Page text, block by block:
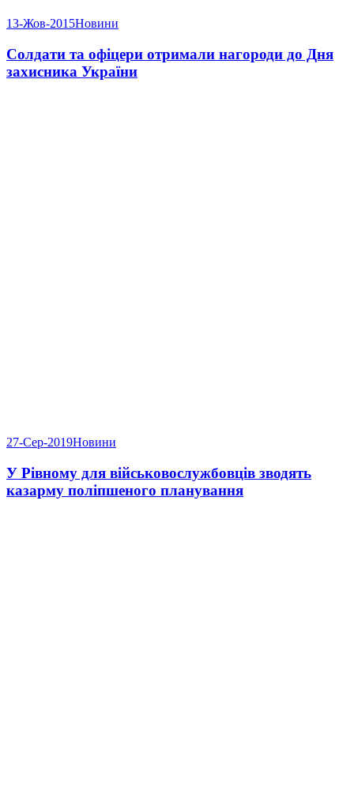
13-Жов-2015Новини
Солдати та офіцери отримали нагороди до Дня
захисника України
27-Сер-2019Новини
У Рівному для військовослужбовців зводять
казарму поліпшеного планування